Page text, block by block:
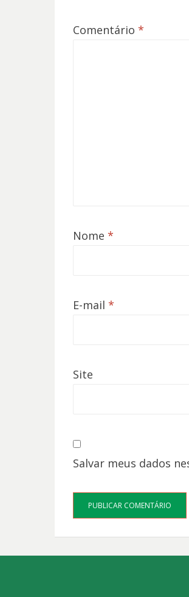
Comentário *
Nome *
E-mail *
Site
Salvar meus dados